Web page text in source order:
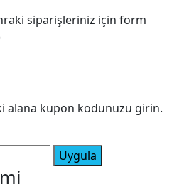
siparişleriniz için form
alana kupon kodunuzu girin.
Uygula